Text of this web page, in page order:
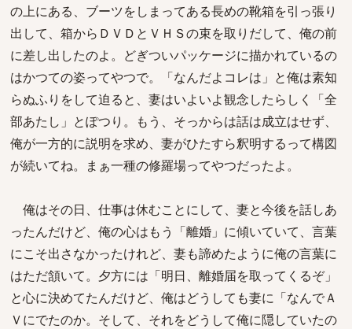
の上にある、ブーツをしまってある長めの靴箱を引っ張り
出して、箱からＤＶＤとＶＨＳの束を取りだして、俺の前
に差し出したのよ。どぎついパッケージに描かれているの
はかつての姿ってやつで。「なんだよコレは」と俺は素知
らぬふりをして迫ると、妻はいよいよ観念したらしく「全
部あたし」とぽつり。もう、そっからは話は成立はせず、
俺が一方的に説明を求め、妻がひたすら釈明するって構図
が続いてね。まぁ一種の修羅場ってやつだったよ。
俺はその日、仕事は休むことにして、妻と今後を話しあ
ったんだけど、俺の心はもう「離婚」に傾いていて、言葉
にこそ出さなかったけれど、妻も諦めたように俺の言葉に
はただ頷いて。夕方には「明日、離婚届を取ってくるぞ」
と心に決めてたんだけど、俺はどうしても妻に「なんでＡ
Ｖにでたのか。そして、それをどうして俺に隠していたの